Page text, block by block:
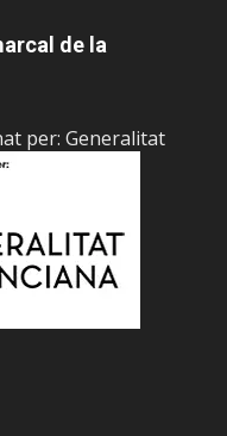
de la
per: Generalitat